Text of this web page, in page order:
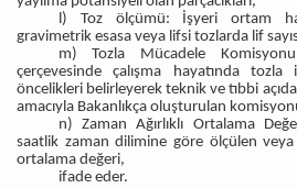
l) Toz ölçümü: İşyeri ortam
gravimetrik esasa veya lifsi tozlarda lif
m) Tozla Mücadele
çerçevesinde çalışma hayatında
öncelikleri belirleyerek teknik ve tıbbi
amacıyla Bakanlıkça oluşturulan
n) Zaman Ağırlıklı Ortalama
saatlik zaman dilimine göre ölçülen veya
ortalama değeri,
ifade eder.